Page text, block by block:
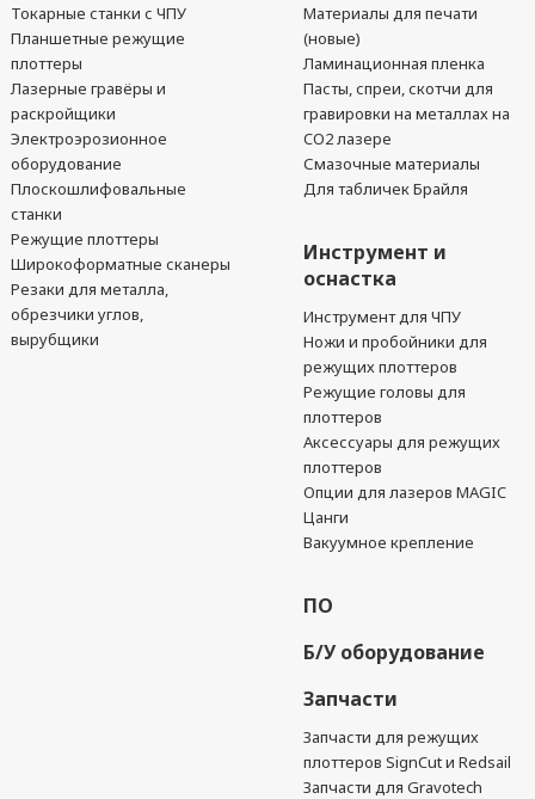
Токарные станки с ЧПУ
Планшетные режущие
плоттеры
Лазерные гравёры и
раскройщики
Электроэрозионное
оборудование
Плоскошлифовальные
станки
Режущие плоттеры
Широкоформатные сканеры
Резаки для металла,
обрезчики углов,
вырубщики
Материалы для печати
(новые)
Ламинационная пленка
Пасты, спреи, скотчи для
гравировки на металлах на
CO2 лазере
Смазочные материалы
Для табличек Брайля
Инструмент и
оснастка
Инструмент для ЧПУ
Ножи и пробойники для
режущих плоттеров
Режущие головы для
плоттеров
Аксессуары для режущих
плоттеров
Опции для лазеров MAGIC
Цанги
Вакуумное крепление
ПО
Б/У оборудование
Запчасти
Запчасти для режущих
плоттеров SignCut и Redsail
Запчасти для Gravotech